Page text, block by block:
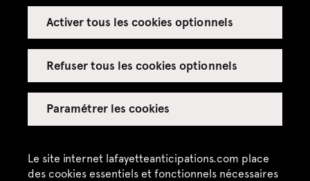
Le site internet lafayetteanticipations.com place
des cookies essentiels et fonctionnels nécessaires
Activer tous les cookies optionnels
Refuser tous les cookies optionnels
Paramétrer les cookies
Espace presse
Espace enseignant·es
Espace privatisations
Crédits
Mentions légales